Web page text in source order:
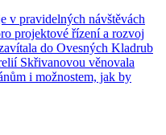
v pravidelných návštěvách
projektové řízení a rozvoj
do Ovesných Kladrub
Skřivanovou věnovala
i možnostem, jak by